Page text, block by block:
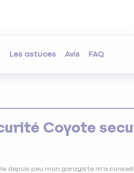
Les astuces Avis FAQ
Coyote
depuis peu mon garagiste m'a